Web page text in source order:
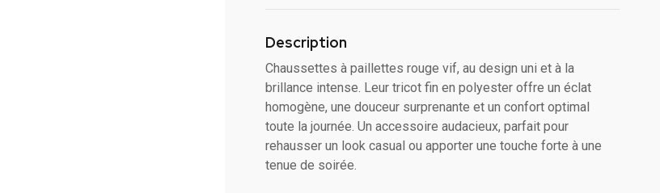
Description
Chaussettes à paillettes rouge vif, au design uni et à la
brillance intense. Leur tricot fin en polyester offre un éclat
homogène, une douceur surprenante et un confort optimal
toute la journée. Un accessoire audacieux, parfait pour
rehausser un look casual ou apporter une touche forte à une
tenue de soirée.